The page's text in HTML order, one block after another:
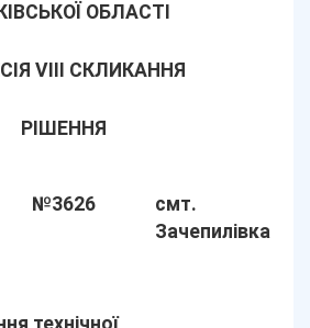
ОБЛАСТІ
VIII СКЛИКАННЯ
РІШЕННЯ
№3626
смт.
Зачепилівка
технічної